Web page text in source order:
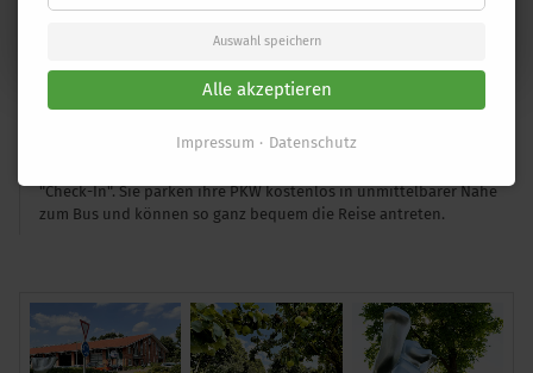
Fuhrpark beheimatet. Von hier aus starten wir die Reisen nach
"Check-In". Sie parken ihre PKW kostenlos in unmittelbarer Nähe
zum Bus und können so ganz bequem die Reise antreten.
Auswahl speichern
Alle akzeptieren
Impressum Datenschutz